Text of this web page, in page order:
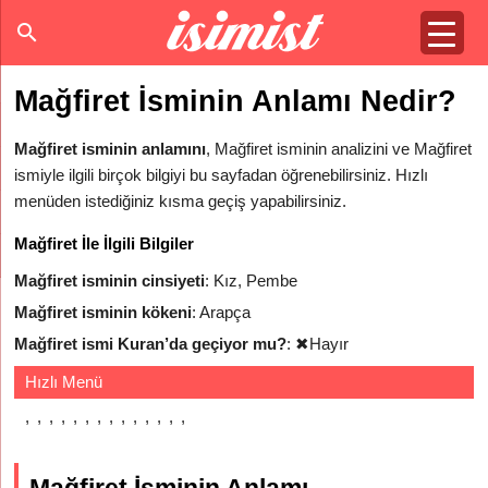
Mağfiret İsminin Anlamı Nedir?
Mağfiret isminin anlamını, Mağfiret isminin analizini ve Mağfiret
ismiyle ilgili birçok bilgiyi bu sayfadan öğrenebilirsiniz. Hızlı
menüden istediğiniz kısma geçiş yapabilirsiniz.
Mağfiret İle İlgili Bilgiler
Mağfiret isminin cinsiyeti: Kız, Pembe
Mağfiret isminin kökeni: Arapça
Mağfiret ismi Kuran’da geçiyor mu?: ✖Hayır
Hızlı Menü